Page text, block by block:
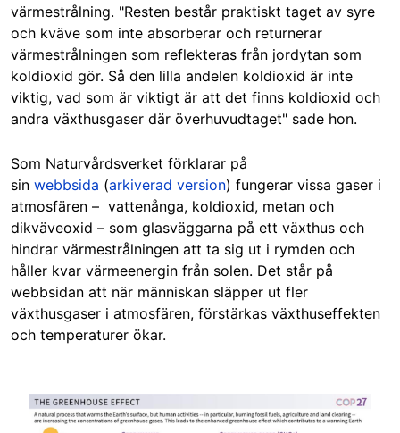
värmestrålning. "Resten består praktiskt taget av syre
och kväve som inte absorberar och returnerar
värmestrålningen som reflekteras från jordytan som
koldioxid gör. Så den lilla andelen koldioxid är inte
viktig, vad som är viktigt är att det finns koldioxid och
andra växthusgaser där överhuvudtaget" sade hon.
Som Naturvårdsverket förklarar på
sin webbsida (arkiverad version) fungerar vissa gaser i
atmosfären – vattenånga, koldioxid, metan och
dikväveoxid – som glasväggarna på ett växthus och
hindrar värmestrålningen att ta sig ut i rymden och
håller kvar värmeenergin från solen. Det står på
webbsidan att när människan släpper ut fler
växthusgaser i atmosfären, förstärkas växthuseffekten
och temperaturer ökar.
Image